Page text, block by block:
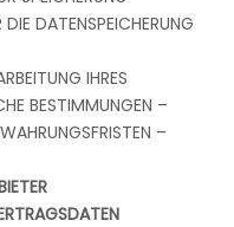
DATENSPEICHERUNG
IHRES
BESTIMMUNGEN –
–